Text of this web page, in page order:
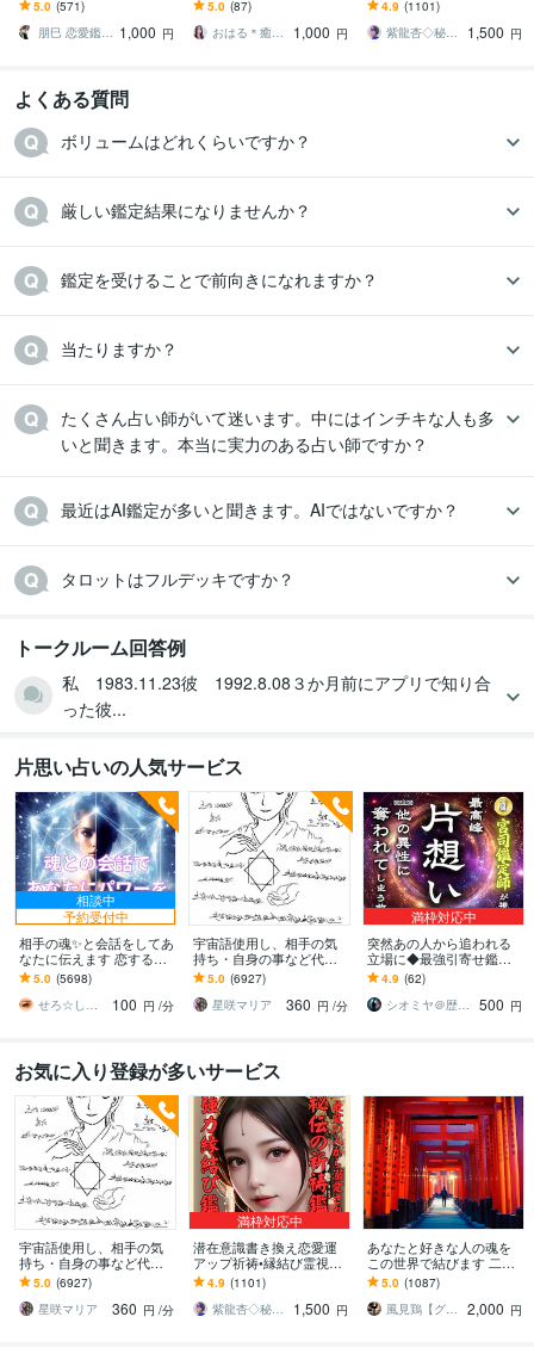
縁結び
5.0 (571)
朋巳 恋愛鑑定 人生相談 陰陽師 縁結び 1,000 円
結婚￤相手の気持ち￤ヒ
ント￤失恋
5.0 (87)
おはる＊癒しゆるっと開運びより ☕️
1,000 円
達、強力縁結び祈祷、恋
愛引き寄せ体質に
4.9 (1101)
紫龍杏◇秘伝の縁結び祈祷師
1,500 円
よくある質問
当たりますか？
たくさん占い師がいて迷います。中にはインチキな人も多
いと聞きます。本当に実力のある占い師ですか？
最近はAI鑑定が多いと聞きます。AIではないですか？
タロットはフルデッキですか？
トークルーム回答例
私 1983.11.23彼 1992.8.08３か月前にアプリで知り合
った彼...
片思い占いの人気サービス
相談中
予約受付中
相手の魂✨と会話をしてあ
なたに伝えます 恋するあ
なたに☘️最高のチャンス
を！
5.0 (5698)
せろ☆しあり
100 円 /分
宇宙語使用し、相手の気
持ち・自身の事など代弁
します 相手の本音を知り
たい・自身の事を知りた
い方へ。
5.0 (6927)
星咲マリア
360 円 /分
満枠対応中
突然あの人から追われる
立場に◆最強引寄せ鑑定
します 【想いの真意を深
く視て成就へ導く】大ボ
リューム霊視鑑定
4.9 (62)
シオミヤ＠歴35年【裏の宮司】霊能鑑定師
500 円
お気に入り登録が多いサービス
宇宙語使用し、相手の気
持ち・自身の事など代弁
します 相手の本音を知り
たい・自身の事を知りた
い方へ。
5.0 (6927)
星咲マリア
360 円 /分
満枠対応中
潜在意識書き換え恋愛運
アップ祈祷•縁結び霊視し
ます 秘伝の祈祷で思念伝
達、強力縁結び祈祷、恋
愛引き寄せ体質に
4.9 (1101)
紫龍杏◇秘伝の縁結び祈祷師
1,500 円
あなたと好きな人の魂を
この世界で結びます 二人
の魂を統合させて縁を結
ぶ恋愛グラウンディング
です
5.0 (1087)
風見鶏【グラウンディング・ヒーリング】
2,000 円